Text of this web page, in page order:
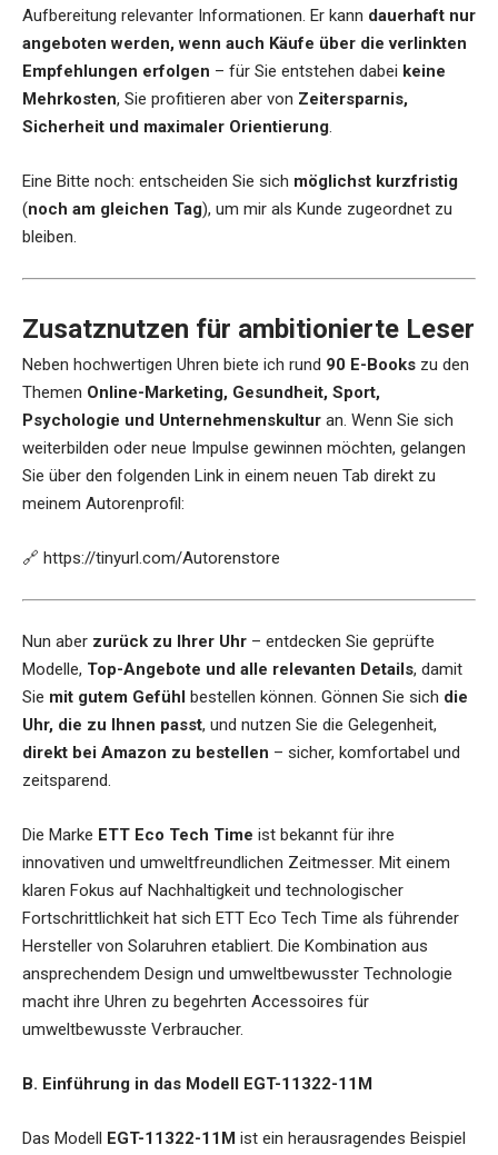
Aufbereitung relevanter Informationen. Er kann dauerhaft nur
angeboten werden, wenn auch Käufe über die verlinkten
Empfehlungen erfolgen – für Sie entstehen dabei keine
Mehrkosten, Sie profitieren aber von Zeitersparnis,
Sicherheit und maximaler Orientierung.
Eine Bitte noch: entscheiden Sie sich möglichst kurzfristig
(noch am gleichen Tag), um mir als Kunde zugeordnet zu
bleiben.
Zusatznutzen für ambitionierte Leser
Neben hochwertigen Uhren biete ich rund 90 E-Books zu den
Themen Online-Marketing, Gesundheit, Sport,
Psychologie und Unternehmenskultur an. Wenn Sie sich
weiterbilden oder neue Impulse gewinnen möchten, gelangen
Sie über den folgenden Link in einem neuen Tab direkt zu
meinem Autorenprofil:
🔗 https://tinyurl.com/Autorenstore
Nun aber zurück zu Ihrer Uhr – entdecken Sie geprüfte
Modelle, Top-Angebote und alle relevanten Details, damit
Sie mit gutem Gefühl bestellen können. Gönnen Sie sich die
Uhr, die zu Ihnen passt, und nutzen Sie die Gelegenheit,
direkt bei Amazon zu bestellen – sicher, komfortabel und
zeitsparend.
Die Marke ETT Eco Tech Time ist bekannt für ihre
innovativen und umweltfreundlichen Zeitmesser. Mit einem
klaren Fokus auf Nachhaltigkeit und technologischer
Fortschrittlichkeit hat sich ETT Eco Tech Time als führender
Hersteller von Solaruhren etabliert. Die Kombination aus
ansprechendem Design und umweltbewusster Technologie
macht ihre Uhren zu begehrten Accessoires für
umweltbewusste Verbraucher.
B. Einführung in das Modell EGT-11322-11M
Das Modell EGT-11322-11M ist ein herausragendes Beispiel